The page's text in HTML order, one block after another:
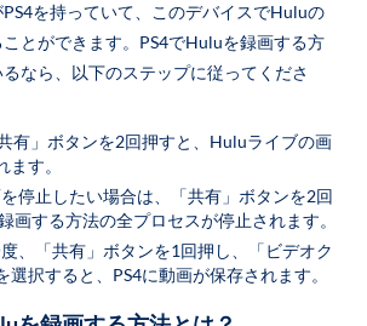
を持っていて、このデバイスでHuluの
とができます。PS4でHuluを録画する方
なら、以下のステップに従ってくださ
有」ボタンを2回押すと、Huluライブの画
す。
停止したい場合は、「共有」ボタンを2回
画する方法の全プロセスが停止されます。
、「共有」ボタンを1回押し、「ビデオク
選択すると、PS4に動画が保存されます。